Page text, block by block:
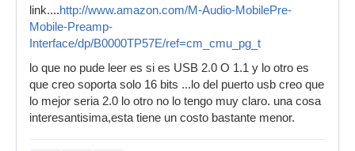
link....http://www.amazon.com/M-Audio-MobilePre-
Mobile-Preamp-
Interface/dp/B0000TP57E/ref=cm_cmu_pg_t
lo que no pude leer es si es USB 2.0 O 1.1 y lo otro es
que creo soporta solo 16 bits ...lo del puerto usb creo que
lo mejor seria 2.0 lo otro no lo tengo muy claro. una cosa
interesantisima,esta tiene un costo bastante menor.